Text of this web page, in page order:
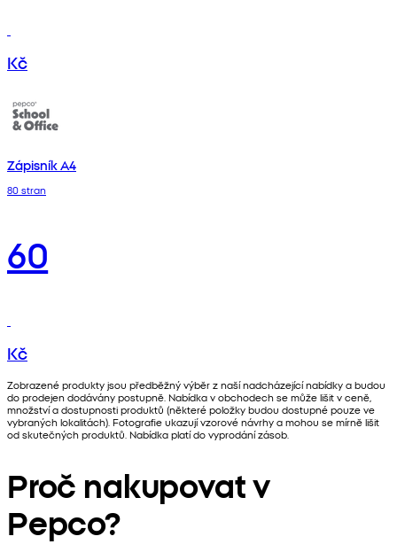
Kč
Zápisník A4
80 stran
60
Kč
Zobrazené produkty jsou předběžný výběr z naší nadcházející nabídky a budou
do prodejen dodávány postupně. Nabídka v obchodech se může lišit v ceně,
množství a dostupnosti produktů (některé položky budou dostupné pouze ve
vybraných lokalitách). Fotografie ukazují vzorové návrhy a mohou se mírně lišit
od skutečných produktů. Nabídka platí do vyprodání zásob.
Proč nakupovat v
Pepco?